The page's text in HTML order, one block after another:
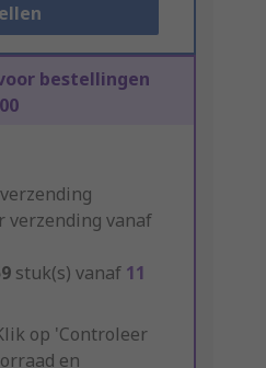
bestellingen
verzending vanaf
stuk(s) vanaf 11
op 'Controleer
en